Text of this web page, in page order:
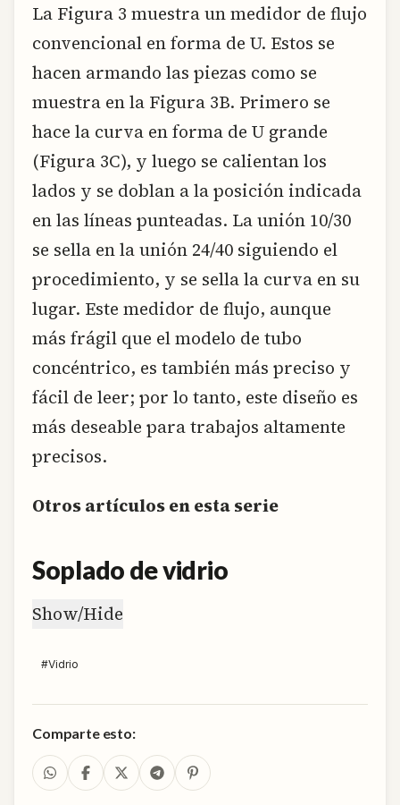
La Figura 3 muestra un medidor de flujo
convencional en forma de U. Estos se
hacen armando las piezas como se
muestra en la Figura 3B. Primero se
hace la curva en forma de U grande
(Figura 3C), y luego se calientan los
lados y se doblan a la posición indicada
en las líneas punteadas. La unión 10/30
se sella en la unión 24/40 siguiendo el
procedimiento, y se sella la curva en su
lugar. Este medidor de flujo, aunque
más frágil que el modelo de tubo
concéntrico, es también más preciso y
fácil de leer; por lo tanto, este diseño es
más deseable para trabajos altamente
precisos.
Otros artículos en esta serie
Soplado de vidrio
Show/Hide
#Vidrio
Comparte esto: